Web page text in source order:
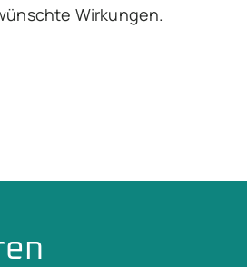
Wirkungen.